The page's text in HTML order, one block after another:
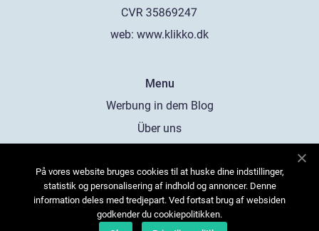
web: www.klikko.dk
Menu
Werbung in dem Blog
Über uns
Kontaktiere uns
Sitemap
På vores website bruges cookies til at huske dine indstillinger,
statistik og personalisering af indhold og annoncer. Denne
information deles med tredjepart. Ved fortsat brug af websiden
godkender du cookiepolitikken.